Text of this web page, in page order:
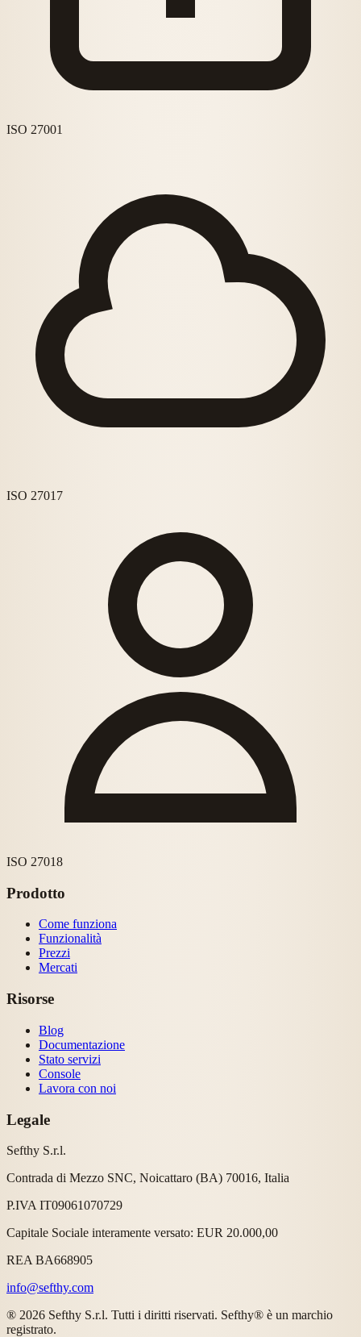
ISO 27001
ISO 27017
ISO 27018
Prodotto
Come funziona
Funzionalità
Prezzi
Mercati
Risorse
Blog
Documentazione
Stato servizi
Console
Lavora con noi
Legale
Sefthy S.r.l.
Contrada di Mezzo SNC, Noicattaro (BA) 70016, Italia
P.IVA IT09061070729
Capitale Sociale interamente versato: EUR 20.000,00
REA BA668905
info@sefthy.com
® 2026 Sefthy S.r.l. Tutti i diritti riservati. Sefthy® è un marchio
registrato.